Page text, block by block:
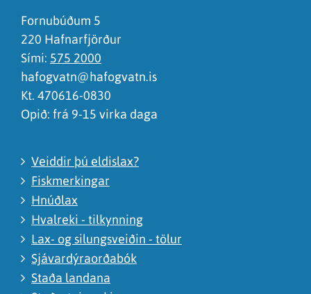
Ég skil ekki efnið, finnst það of flókið
Fornubúðum 5
220 Hafnarfjörður
Sími: 575 2000
hafogvatn@hafogvatn.is
Kt. 470616-0830
Opið: frá 9-15 virka daga
Veiddir þú eldislax?
Fiskmerkingar
Hnúðlax
Hvalreki - tilkynning
Lax- og silungsveiðin - tölur
Sjávardýraorðabók
Staða landana